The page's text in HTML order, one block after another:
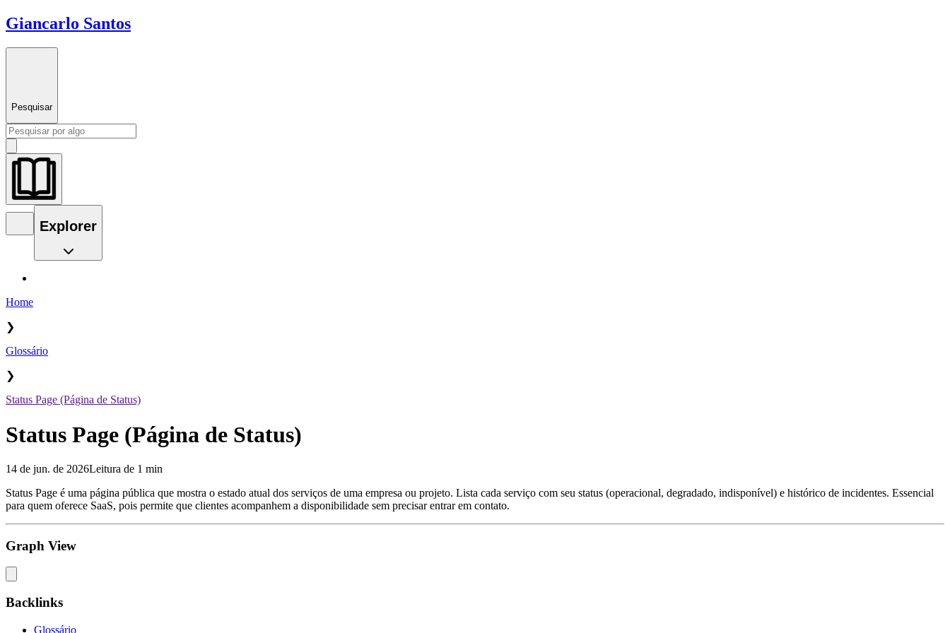
Giancarlo Santos
Pesquisar
Explorer
Home
❯
Glossário
❯
Status Page (Página de Status)
Status Page (Página de Status)
14 de jun. de 2026Leitura de 1 min
Status Page é uma página pública que mostra o estado atual dos serviços de uma empresa ou projeto. Lista cada serviço com seu status (operacional, degradado, indisponível) e histórico de incidentes. Essencial
para quem oferece SaaS, pois permite que clientes acompanhem a disponibilidade sem precisar entrar em contato.
Graph View
Backlinks
Glossário